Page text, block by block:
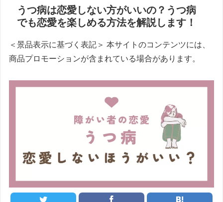
うつ病は恋愛しない方がいいの？うつ病
でも恋愛を楽しめる方法を解説します！
＜景品表示に基づく表記＞ 本サイトのコンテンツには、
商品プロモーションが含まれている場合があります。